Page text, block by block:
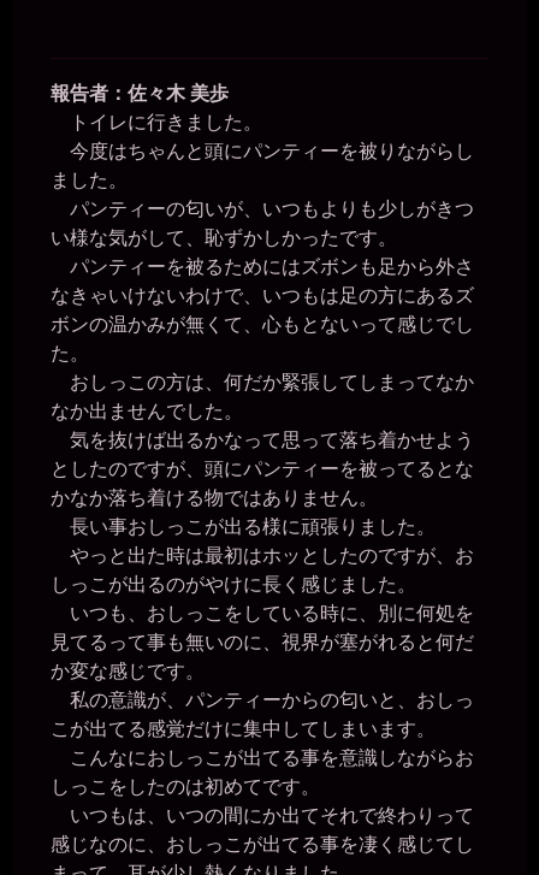
報告者：佐々木 美歩
トイレに行きました。
今度はちゃんと頭にパンティーを被りながらし
ました。
パンティーの匂いが、いつもよりも少しがきつ
い様な気がして、恥ずかしかったです。
パンティーを被るためにはズボンも足から外さ
なきゃいけないわけで、いつもは足の方にあるズ
ボンの温かみが無くて、心もとないって感じでし
た。
おしっこの方は、何だか緊張してしまってなか
なか出ませんでした。
気を抜けば出るかなって思って落ち着かせよう
としたのですが、頭にパンティーを被ってるとな
かなか落ち着ける物ではありません。
長い事おしっこが出る様に頑張りました。
やっと出た時は最初はホッとしたのですが、お
しっこが出るのがやけに長く感じました。
いつも、おしっこをしている時に、別に何処を
見てるって事も無いのに、視界が塞がれると何だ
か変な感じです。
私の意識が、パンティーからの匂いと、おしっ
こが出てる感覚だけに集中してしまいます。
こんなにおしっこが出てる事を意識しながらお
しっこをしたのは初めてです。
いつもは、いつの間にか出てそれで終わりって
感じなのに、おしっこが出てる事を凄く感じてし